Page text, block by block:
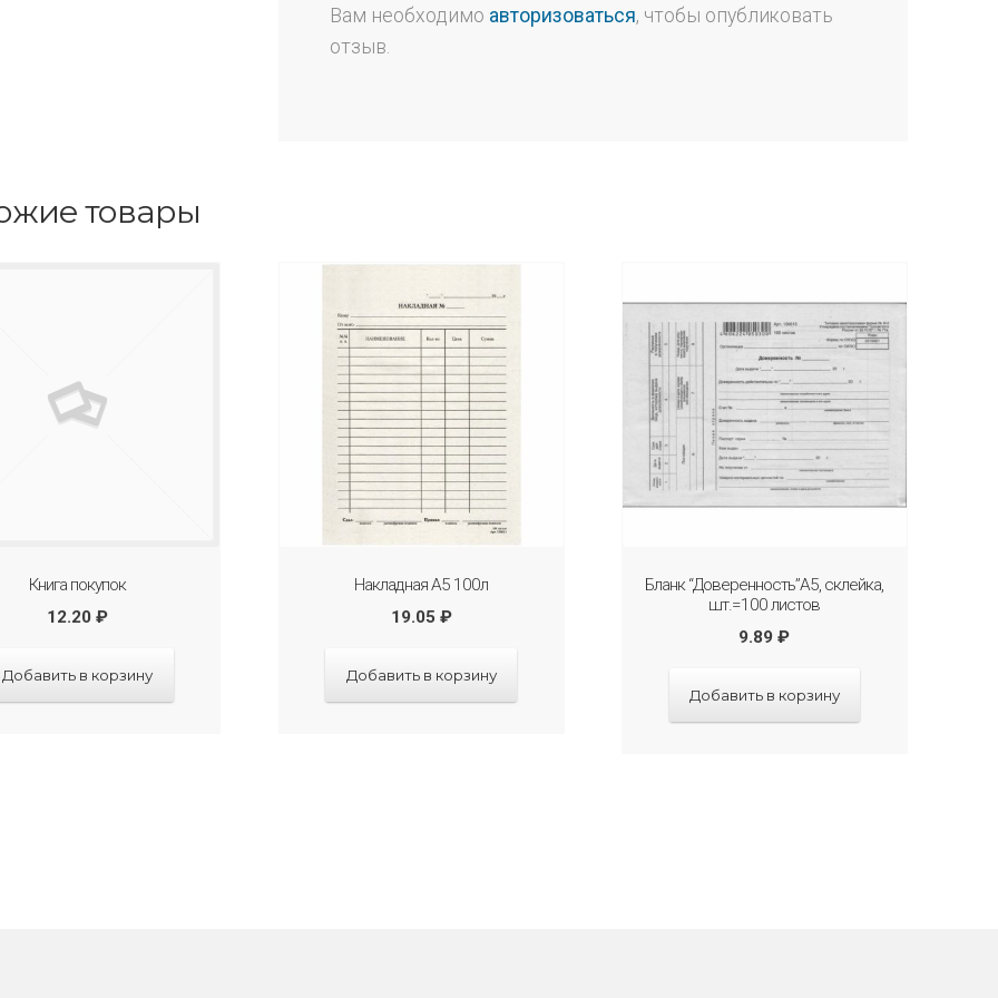
Вам необходимо авторизоваться, чтобы опубликовать
отзыв.
товары
Книга покупок
12.20₽
Добавить в корзину
Накладная А5 100л
19.05 ₽
Добавить в корзину
Бланк “Доверенность”А5, склейка,
шт.=100 листов
9.89₽
Добавить в корзину